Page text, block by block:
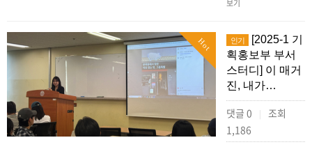
보기
Hot 인기
[2025-1 기
획홍보부 부서
스터디] 이 매거
진, 내가…
댓글 0 |
조회
1,186